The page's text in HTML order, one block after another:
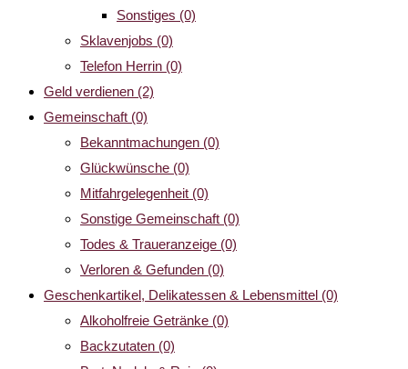
Sonstiges (0)
Sklavenjobs (0)
Telefon Herrin (0)
Geld verdienen (2)
Gemeinschaft (0)
Bekanntmachungen (0)
Glückwünsche (0)
Mitfahrgelegenheit (0)
Sonstige Gemeinschaft (0)
Todes & Traueranzeige (0)
Verloren & Gefunden (0)
Geschenkartikel, Delikatessen & Lebensmittel (0)
Alkoholfreie Getränke (0)
Backzutaten (0)